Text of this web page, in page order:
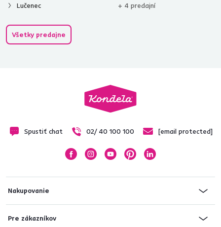
Lučenec
+ 4 predajní
Všetky predajne
Spustiť chat 02/ 40 100 100 [email protected]
Nakupovanie
Pre zákazníkov